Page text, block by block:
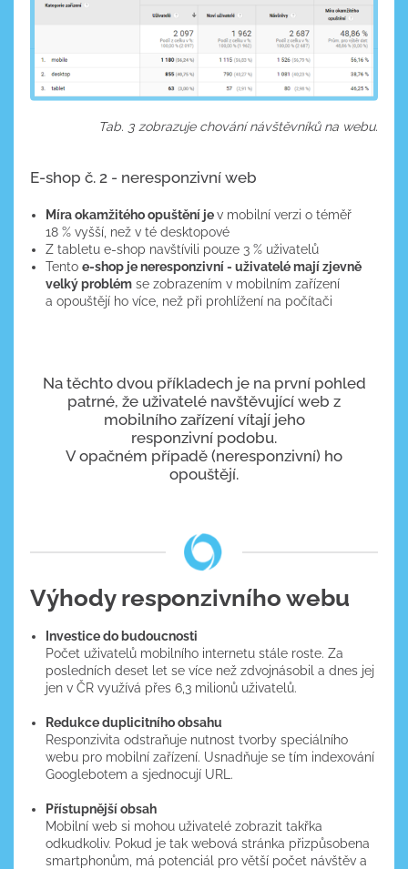
Tab. 3 zobrazuje chování návštěvníků na webu.
E-shop č. 2 - neresponzivní web
Míra okamžitého opuštění jev mobilní verzi o téměř
18 % vyšší, než v té desktopové
Z tabletu e-shop navštívili pouze 3 % uživatelů
Tentoe-shop je neresponzivní - uživatelé mají zjevně
velký problém se zobrazením v mobilním zařízení
a opouštějí ho více, než při prohlížení na počítači
Na těchto dvou příkladech je na první pohled
patrné, že uživatelé navštěvující web z
mobilního zařízení vítají jeho
responzivní podobu.
V opačném případě (neresponzivní) ho
opouštějí.
Výhody responzivního webu
Investice do budoucnosti
Počet uživatelů mobilního internetu stále roste. Za
posledních deset let se více než zdvojnásobil a dnes jej
jen v ČR využívá přes 6,3 milionů uživatelů.
Redukce duplicitního obsahu
Responzivita odstraňuje nutnost tvorby speciálního
webu pro mobilní zařízení. Usnadňuje se tím indexování
Googlebotem a sjednocují URL.
Přístupnější obsah
Mobilní web si mohou uživatelé zobrazit takřka
odkudkoliv. Pokud je tak webová stránka přizpůsobena
smartphonům, má potenciál pro větší počet návštěv a